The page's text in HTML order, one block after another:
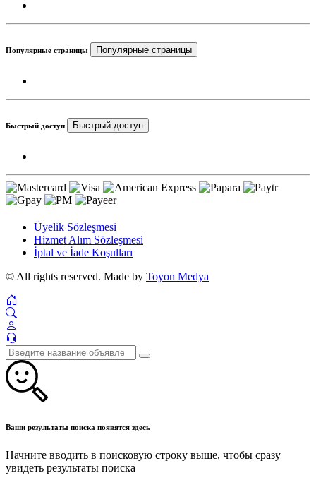
Популярные страницы Популярные страницы
Быстрый доступ Быстрый доступ
Üyelik Sözleşmesi
Hizmet Alım Sözleşmesi
İptal ve İade Koşulları
© All rights reserved. Made by Toyon Medya
Ваши результаты поиска появятся здесь
Начните вводить в поисковую строку выше, чтобы сразу
увидеть результаты поиска